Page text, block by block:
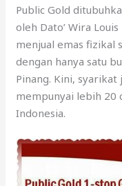
Public Gold
oleh Dato’ Wira
menjual emas fizikal
dengan hanya satu
Pinang. Kini,
mempunyai lebih 20
Indonesia.